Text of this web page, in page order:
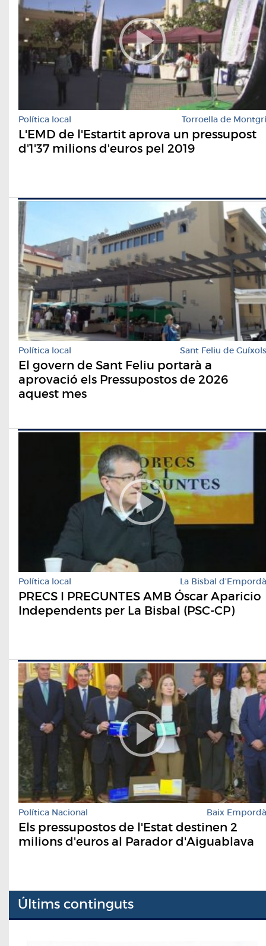
Política local Torroella de Montgrí
L'EMD de l'Estartit aprova un pressupost
d'1'37 milions d'euros pel 2019
Política local Sant Feliu de Guíxols
El govern de Sant Feliu portarà a
aprovació els Pressupostos de 2026
aquest mes
Política local La Bisbal d'Empordà
PRECS I PREGUNTES AMB Óscar Aparicio
Independents per La Bisbal (PSC-CP)
Política Nacional Baix Empordà
Els pressupostos de l'Estat destinen 2
milions d'euros al Parador d'Aiguablava
Últims continguts